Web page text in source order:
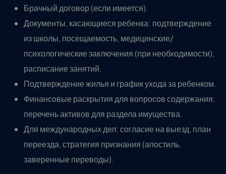
Брачный договор (если имеется).
Документы, касающиеся ребенка: подтверждение
из школы, посещаемость, медицинские/
психологические заключения (при необходимости),
расписание занятий.
Подтверждение жилья и график ухода за ребенком.
Финансовые раскрытия для вопросов содержания;
перечень активов для раздела имущества.
Для международных дел: согласие на выезд, план
переезда, стратегия признания (апостиль,
заверенные переводы).